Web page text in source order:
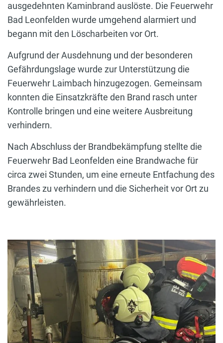
ausgedehnten Kaminbrand auslöste. Die Feuerwehr
Bad Leonfelden wurde umgehend alarmiert und
begann mit den Löscharbeiten vor Ort.
Aufgrund der Ausdehnung und der besonderen
Gefährdungslage wurde zur Unterstützung die
Feuerwehr Laimbach hinzugezogen. Gemeinsam
konnten die Einsatzkräfte den Brand rasch unter
Kontrolle bringen und eine weitere Ausbreitung
verhindern.
Nach Abschluss der Brandbekämpfung stellte die
Feuerwehr Bad Leonfelden eine Brandwache für
circa zwei Stunden, um eine erneute Entfachung des
Brandes zu verhindern und die Sicherheit vor Ort zu
gewährleisten.